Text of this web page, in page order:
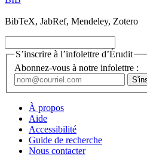
BibTeX, JabRef, Mendeley, Zotero
S’inscrire à l’infolettre d’Érudit
Abonnez-vous à notre infolettre :
À propos
Aide
Accessibilité
Guide de recherche
Nous contacter